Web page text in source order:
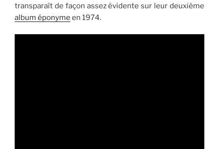
transparaît de façon assez évidente sur leur deuxième
album éponyme en 1974.